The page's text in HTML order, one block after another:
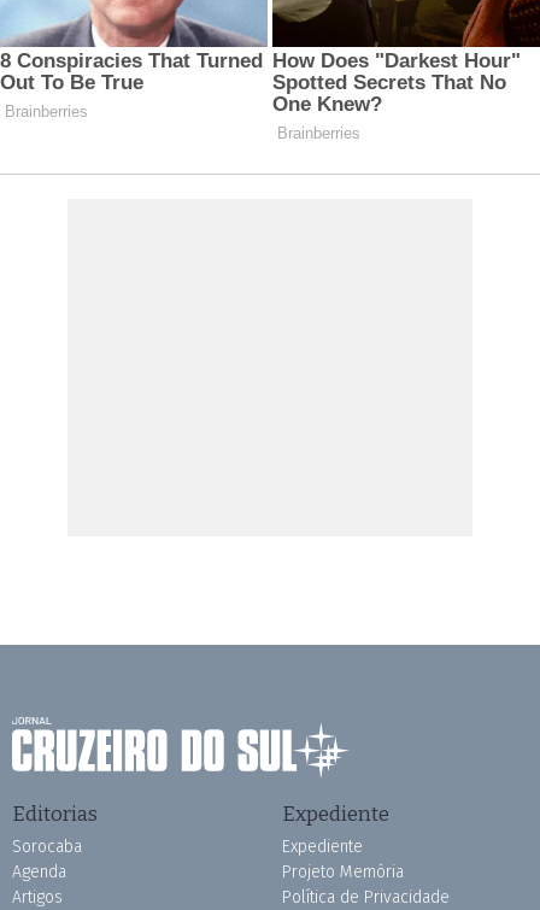
Editorias
Sorocaba
Agenda
Artigos
Expediente
Expediente
Projeto Memória
Política de Privacidade